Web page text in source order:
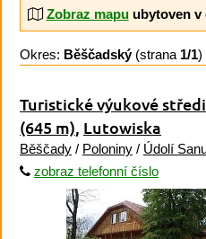
Zobraz mapuubytoven v
Okres: Běščadský(strana 1/1)
Turistické výukové
(645 m), Lutowiska
Běščady / Poloniny / Údolí
zobraz telefonní číslo